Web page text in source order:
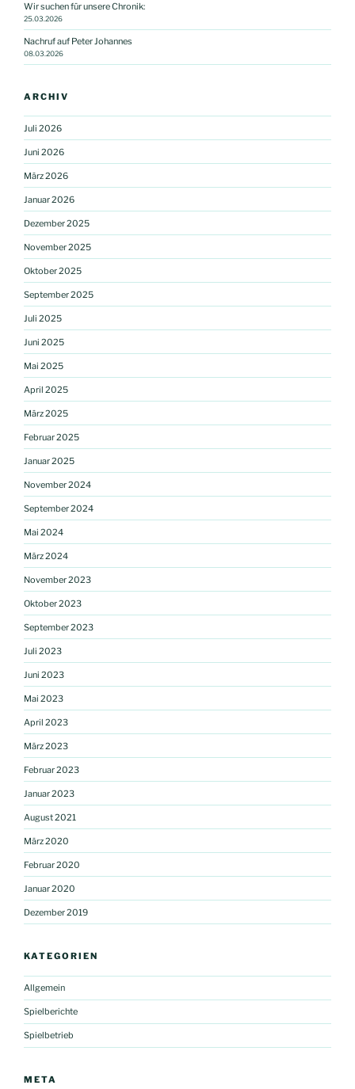
Wir suchen für unsere Chronik:
25.03.2026
Nachruf auf Peter Johannes
08.03.2026
ARCHIV
Juli 2026
Juni 2026
März 2026
Januar 2026
Dezember 2025
November 2025
Oktober 2025
September 2025
Juli 2025
Juni 2025
Mai 2025
April 2025
März 2025
Februar 2025
Januar 2025
November 2024
September 2024
Mai 2024
März 2024
November 2023
Oktober 2023
September 2023
Juli 2023
Juni 2023
Mai 2023
April 2023
März 2023
Februar 2023
Januar 2023
August 2021
März 2020
Februar 2020
Januar 2020
Dezember 2019
KATEGORIEN
Allgemein
Spielberichte
Spielbetrieb
META